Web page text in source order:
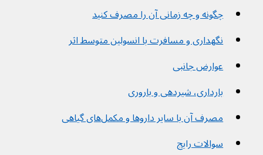
چگونه و چه زمانی آن را مصرف کنید
نگهداری و مسافرت با انسولین متوسط اثر
عوارض جانبی
بارداری، شیردهی و باروری
مصرف آن با سایر داروها و مکمل‌های گیاهی
سوالات رایج